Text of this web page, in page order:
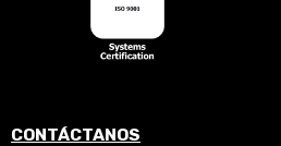
CONTÁCTANOS